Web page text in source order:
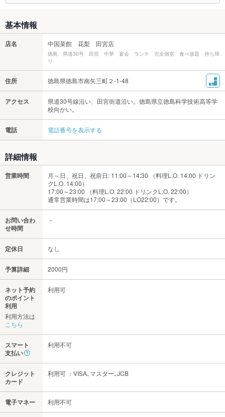
基本情報
店名 中国菜館 花梨 田宮店
徳島 県道30号 田宮 中華 宴会 ランチ 完全個室 食べ放題 持ち帰
り
住所 徳島県徳島市南矢三町２-1-48
アクセス
県道30号線沿い、田宮街道沿い。徳島県立徳島科学技術高等学
校向かい。
電話 電話番号を表示する
詳細情報
営業時間
月～日、祝日、祝前日: 11:00～14:30 （料理L.O. 14:00 ドリン
クL.O. 14:00）
17:00～23:00 （料理L.O. 22:00 ドリンクL.O. 22:00）
通常営業時間は17:00～23:00（LO22:00）です。
お問い合わ
せ時間
－
定休日 なし
予算詳細 2000円
ネット予約
のポイント
利用
利用方法は
こちら
利用可
スマート
支払い
利用不可
クレジット
カード
利用可 ：VISA､マスター､JCB
電子マネー 利用不可